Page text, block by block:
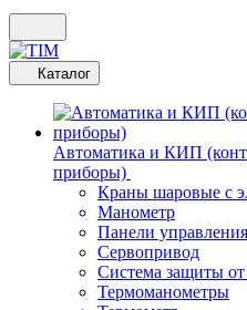
Каталог
Автоматика и КИП
приборы)
Краны шаровые с
Манометр
Панели управления
Сервопривод
Система защиты
Термоманометры